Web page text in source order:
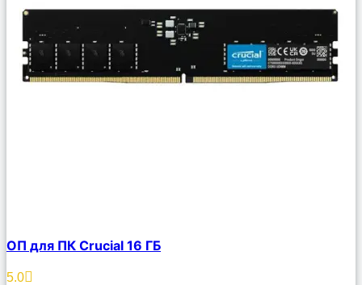
Описание
Избранное
ОП для ПК Crucial 16 ГБ
5.0